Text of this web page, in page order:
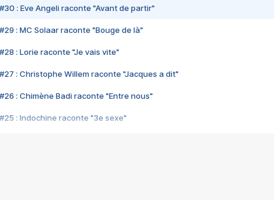
#30 : Eve Angeli raconte "Avant de partir"
#29 : MC Solaar raconte "Bouge de là"
#28 : Lorie raconte "Je vais vite"
#27 : Christophe Willem raconte "Jacques a dit"
#26 : Chimène Badi raconte "Entre nous"
#25 : Indochine raconte "3e sexe"